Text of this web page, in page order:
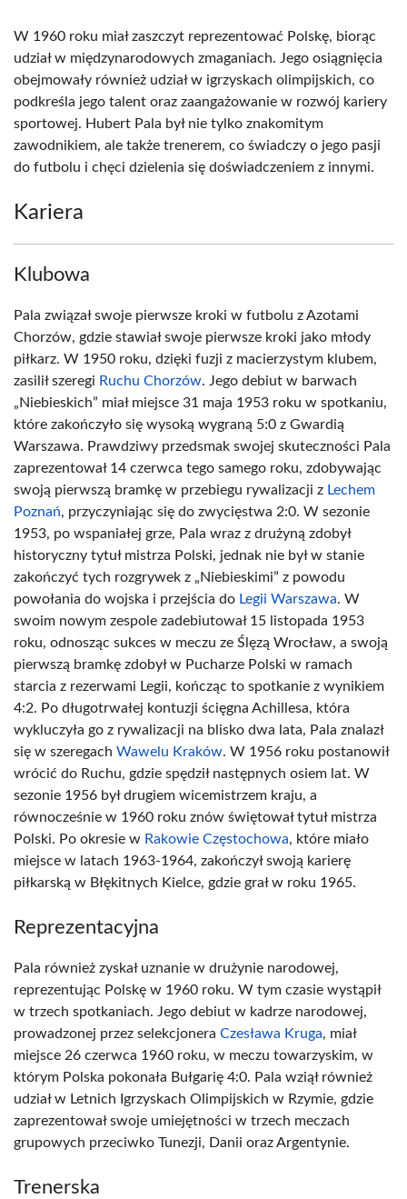
W 1960 roku miał zaszczyt reprezentować Polskę, biorąc
udział w międzynarodowych zmaganiach. Jego osiągnięcia
obejmowały również udział w igrzyskach olimpijskich, co
podkreśla jego talent oraz zaangażowanie w rozwój kariery
sportowej. Hubert Pala był nie tylko znakomitym
zawodnikiem, ale także trenerem, co świadczy o jego pasji
do futbolu i chęci dzielenia się doświadczeniem z innymi.
Kariera
Klubowa
Pala związał swoje pierwsze kroki w futbolu z Azotami
Chorzów, gdzie stawiał swoje pierwsze kroki jako młody
piłkarz. W 1950 roku, dzięki fuzji z macierzystym klubem,
zasilił szeregi Ruchu Chorzów. Jego debiut w barwach
„Niebieskich” miał miejsce 31 maja 1953 roku w spotkaniu,
które zakończyło się wysoką wygraną 5:0 z Gwardią
Warszawa. Prawdziwy przedsmak swojej skuteczności Pala
zaprezentował 14 czerwca tego samego roku, zdobywając
swoją pierwszą bramkę w przebiegu rywalizacji z Lechem
Poznań, przyczyniając się do zwycięstwa 2:0. W sezonie
1953, po wspaniałej grze, Pala wraz z drużyną zdobył
historyczny tytuł mistrza Polski, jednak nie był w stanie
zakończyć tych rozgrywek z „Niebieskimi” z powodu
powołania do wojska i przejścia do Legii Warszawa. W
swoim nowym zespole zadebiutował 15 listopada 1953
roku, odnosząc sukces w meczu ze Ślęzą Wrocław, a swoją
pierwszą bramkę zdobył w Pucharze Polski w ramach
starcia z rezerwami Legii, kończąc to spotkanie z wynikiem
4:2. Po długotrwałej kontuzji ścięgna Achillesa, która
wykluczyła go z rywalizacji na blisko dwa lata, Pala znalazł
się w szeregach Wawelu Kraków. W 1956 roku postanowił
wrócić do Ruchu, gdzie spędził następnych osiem lat. W
sezonie 1956 był drugiem wicemistrzem kraju, a
równocześnie w 1960 roku znów świętował tytuł mistrza
Polski. Po okresie w Rakowie Częstochowa, które miało
miejsce w latach 1963-1964, zakończył swoją karierę
piłkarską w Błękitnych Kielce, gdzie grał w roku 1965.
Reprezentacyjna
Pala również zyskał uznanie w drużynie narodowej,
reprezentując Polskę w 1960 roku. W tym czasie wystąpił
w trzech spotkaniach. Jego debiut w kadrze narodowej,
prowadzonej przez selekcjonera Czesława Kruga, miał
miejsce 26 czerwca 1960 roku, w meczu towarzyskim, w
którym Polska pokonała Bułgarię 4:0. Pala wziął również
udział w Letnich Igrzyskach Olimpijskich w Rzymie, gdzie
zaprezentował swoje umiejętności w trzech meczach
grupowych przeciwko Tunezji, Danii oraz Argentynie.
Trenerska